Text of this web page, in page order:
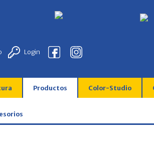
Login
Productos Color-Studio